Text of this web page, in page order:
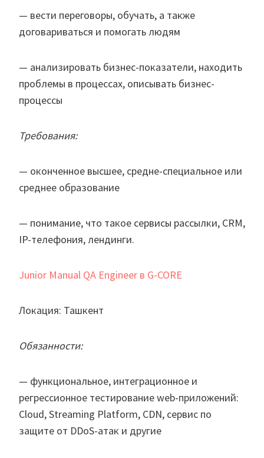
— вести переговоры, обучать, а также
договариваться и помогать людям
— анализировать бизнес-показатели, находить
проблемы в процессах, описывать бизнес-
процессы
Требования:
— оконченное высшее, средне-специальное или
среднее образование
— понимание, что такое сервисы рассылки, CRM,
IP-телефония, лендинги.
Junior Manual QA Engineer в G-CORE
Локация: Ташкент
Обязанности:
— функциональное, интеграционное и
регрессионное тестирование web-приложений:
Cloud, Streaming Platform, CDN, сервис по
защите от DDoS-атак и другие